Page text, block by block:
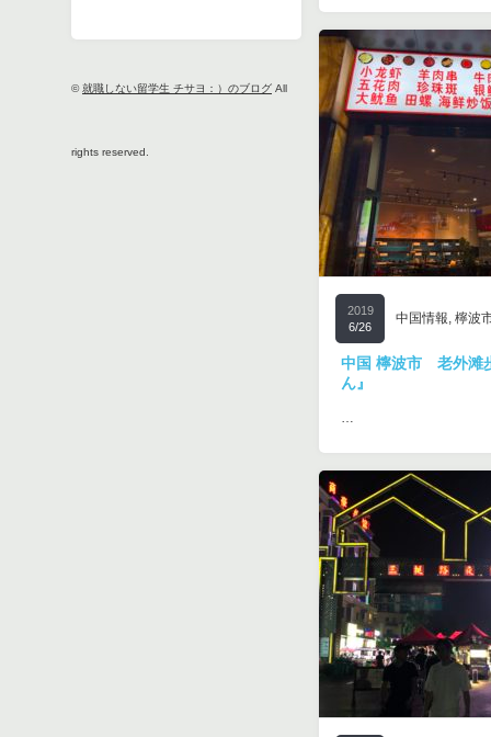
©就職しない留学生 チサヨ：）のブログ All
rights reserved.
2019
6/26
中国情報, 檸波
中国 檸波市 老外滩
ん』
…